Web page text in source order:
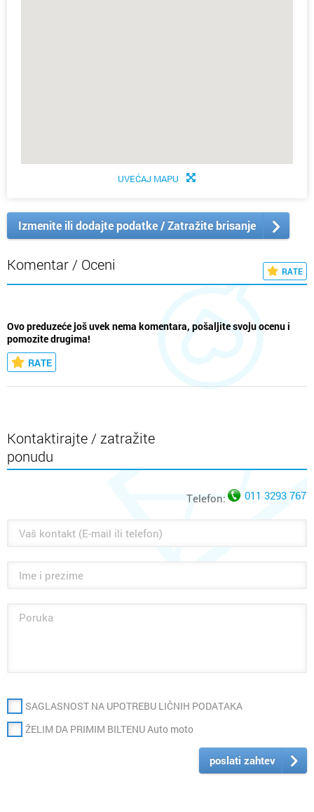
UVEĆAJ MAPU
Izmenite ili dodajte podatke / Zatražite brisanje
Komentar / Oceni RATE
Ovo preduzeće još uvek nema komentara, pošaljite svoju ocenu i
pomozite drugima!
RATE
Kontaktirajte / zatražite
ponudu
Telefon: 011 3293 767
SAGLASNOST NA UPOTREBU LIČNIH PODATAKA
ŽELIM DA PRIMIM BILTENU Auto moto
poslati zahtev